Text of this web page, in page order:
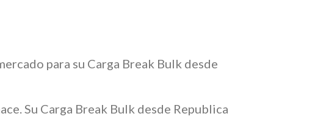
para su Carga Break Bulk desde
Su Carga Break Bulk desde Republica